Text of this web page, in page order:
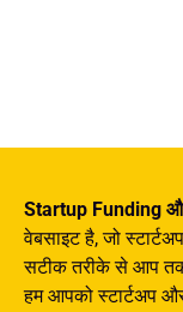
Startup Funding
वेबसाइट है, जो
सटीक तरीके से आप तक
हम आपको स्टार्टअप और